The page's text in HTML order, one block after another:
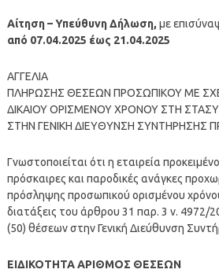
Αίτηση – Υπεύθυνη Δήλωση, με
από 07.04.2025 έως 21.04.2025
ΑΓΓΕΛΙΑ
ΠΛΗΡΩΣΗΣ ΘΕΣΕΩΝ ΠΡΟΣΩΠΙΚΟΥ ΜΕ
ΔΙΚΑΙΟΥ ΟΡΙΣΜΕΝΟΥ ΧΡΟΝΟΥ ΣΤΗ ΣΤΑΣΥ
ΣΤΗΝ ΓΕΝΙΚΗ ΔΙΕΥΘΥΝΣΗ ΣΥΝΤΗΡΗΣΗΣ
Γνωστοποιείται ότι η εταιρεία
πρόσκαιρες και παροδικές ανάγκες
πρόσληψης προσωπικού ορισμένου
διατάξεις του άρθρου 31 παρ. 3 ν. 4972/
(50) θέσεων στην Γενική Διεύθυνση
ΕΙΔΙΚΟΤΗΤΑ ΑΡΙΘΜΟΣ ΘΕΣΕΩΝ